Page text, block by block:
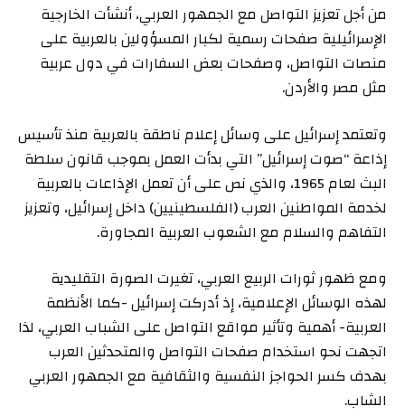
من أجل تعزيز التواصل مع الجمهور العربي، أنشأت الخارجية
الإسرائيلية صفحات رسمية لكبار المسؤولين بالعربية على
منصات التواصل، وصفحات بعض السفارات في دول عربية
مثل مصر والأردن.
وتعتمد إسرائيل على وسائل إعلام ناطقة بالعربية منذ تأسيس
إذاعة “صوت إسرائيل” التي بدأت العمل بموجب قانون سلطة
البث لعام 1965، والذي نص على أن تعمل الإذاعات بالعربية
لخدمة المواطنين العرب (الفلسطينيين) داخل إسرائيل، وتعزيز
التفاهم والسلام مع الشعوب العربية المجاورة.
ومع ظهور ثورات الربيع العربي، تغيرت الصورة التقليدية
لهذه الوسائل الإعلامية، إذ أدركت إسرائيل -كما الأنظمة
العربية- أهمية وتأثير مواقع التواصل على الشباب العربي، لذا
اتجهت نحو استخدام صفحات التواصل والمتحدثين العرب
بهدف كسر الحواجز النفسية والثقافية مع الجمهور العربي
الشاب.